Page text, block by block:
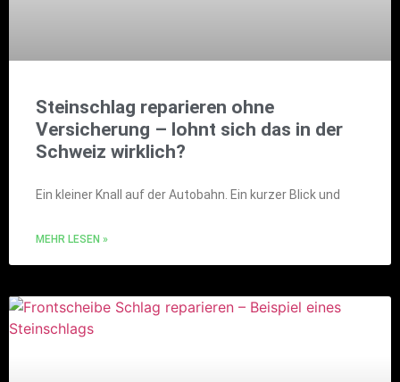
Steinschlag reparieren ohne
Versicherung – lohnt sich das in der
Schweiz wirklich?
Ein kleiner Knall auf der Autobahn. Ein kurzer Blick und
MEHR LESEN »